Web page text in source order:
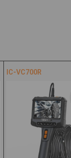
IC-VC700R